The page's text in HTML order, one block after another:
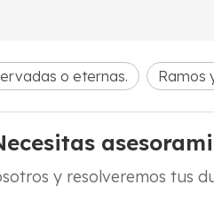
o eternas. Ramos
y resolveremos tus